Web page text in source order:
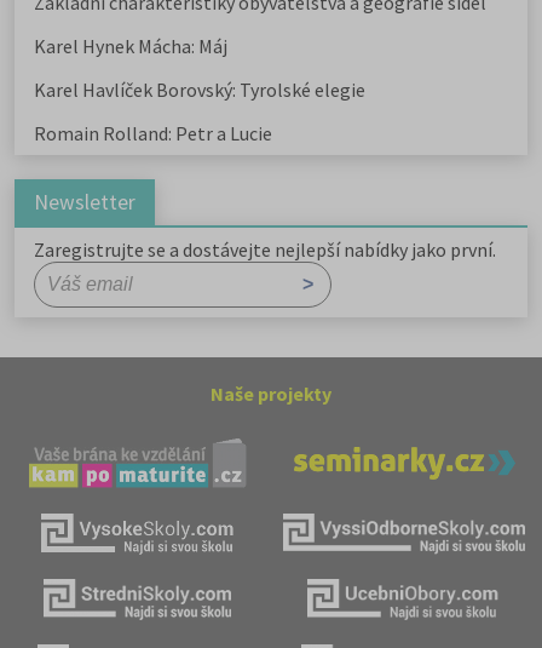
Karel Hynek Mácha: Máj
Karel Havlíček Borovský: Tyrolské elegie
Romain Rolland: Petr a Lucie
Newsletter
Zaregistrujte se a dostávejte nejlepší nabídky jako první.
Naše projekty